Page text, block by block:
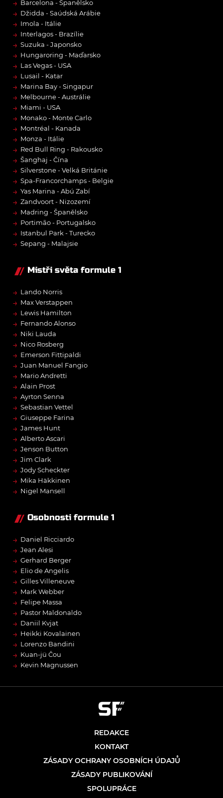
→ Barcelona - Španělsko
→ Džidda - Saúdská Arábie
→ Imola - Itálie
→ Interlagos - Brazílie
→ Suzuka - Japonsko
→ Hungaroring - Maďarsko
→ Las Vegas - USA
→ Lusail - Katar
→ Marina Bay - Singapur
→ Melbourne - Austrálie
→ Miami - USA
→ Monako - Monte Carlo
→ Montréal - Kanada
→ Monza - Itálie
→ Red Bull Ring - Rakousko
→ Šanghaj - Čína
→ Silverstone - Velká Británie
→ Spa-Francorchamps - Belgie
→ Yas Marina - Abú Zabí
→ Zandvoort - Nizozemí
→ Madring - Španělsko
→ Portimão - Portugalsko
→ Istanbul Park - Turecko
→ Sepang - Malajsie
Mistři světa formule 1
→ Lando Norris
→ Max Verstappen
→ Lewis Hamilton
→ Fernando Alonso
→ Niki Lauda
→ Nico Rosberg
→ Emerson Fittipaldi
→ Juan Manuel Fangio
→ Mario Andretti
→ Alain Prost
→ Ayrton Senna
→ Sebastian Vettel
→ Giuseppe Farina
→ James Hunt
→ Alberto Ascari
→ Jenson Button
→ Jim Clark
→ Jody Scheckter
→ Mika Häkkinen
→ Nigel Mansell
Osobnosti formule 1
→ Daniel Ricciardo
→ Jean Alesi
→ Gerhard Berger
→ Elio de Angelis
→ Gilles Villeneuve
→ Mark Webber
→ Felipe Massa
→ Pastor Maldonaldo
→ Daniil Kvjat
→ Heikki Kovalainen
→ Lorenzo Bandini
→ Kuan-jü Čou
→ Kevin Magnussen
REDAKCE
KONTAKT
ZÁSADY OCHRANY OSOBNÍCH ÚDAJŮ
ZÁSADY PUBLIKOVÁNÍ
SPOLUPRÁCE